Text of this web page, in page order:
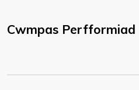
Cwmpas Perfformiad